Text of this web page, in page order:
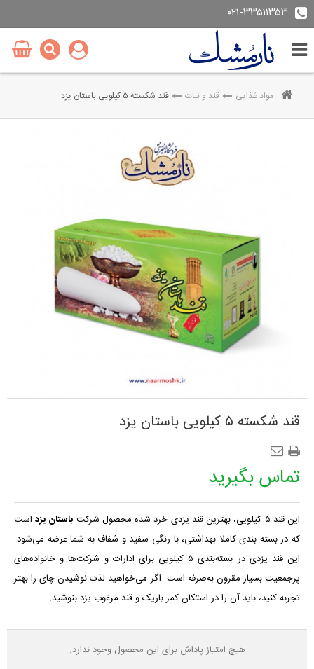
۰۲۱-۳۳۵۱۱۳۵۳
مواد غذایی قند و نبات قند شکسته ۵ کیلویی باستان یزد
قند شکسته ۵ کیلویی باستان یزد
تماس بگیرید
اینقند ۵ کیلویی، بهترین قند یزدی خرد شده محصول شرکت باستان یزداست
که در بسته بندی کاملا بهداشتی، با رنگی سفید و شفاف به شما عرضه می‌شود.
این قند یزدی در بسته‌بندی ۵ کیلویی برای ادارات و شرکت‌ها و خانواده‌های
پرجمعیت بسیار مقرون به‌صرفه است. اگر می‌خواهید لذت نوشیدن چای را بهتر
تجربه کنید، باید آن را در استکان‌ کمر باریک و قند مرغوب یزد بنوشید.
هیچ امتیاز پاداش برای این محصول وجود ندارد.